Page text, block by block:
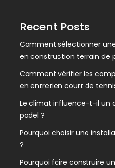
Recent Posts
Comment sélectionner
en construction terrain de
Comment vérifier les
en entretien court de
Le climat influence-t-il un
padel ?
Pourquoi choisir une
?
Pourquoi faire construire